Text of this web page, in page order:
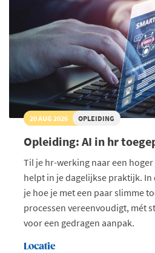
20 AUG 2026 OPLEIDING
Opleiding: AI in hr
Til je hr-werking naar een
helpt in je dagelijkse praktijk.
je hoe je met een paar slimme
processen vereenvoudigt, mét
voor een gedragen aanpak.
Locatie